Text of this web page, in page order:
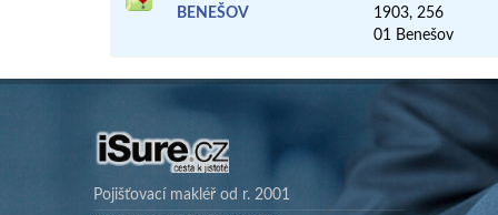
BENEŠOV
1903, 256
01 Benešov
Pojišťovací makléř od r. 2001